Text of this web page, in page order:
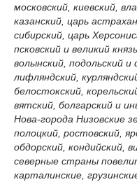
московский, киевский,
казанский, царь
сибирский, царь
псковский и великий
волынский, подольский и
лифляндский,
белостокский,
вятский, болгарский и
Нова-города Низовские
полоцкий, ростовский,
обдорский, кондийский,
северные страны
карталинские,